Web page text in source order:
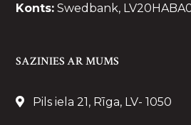
Konts: Swedbank,
SAZINIES AR MUMS
Pils iela 21, Rīga, LV- 1050